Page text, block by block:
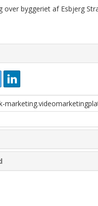
over byggeriet af Esbjerg